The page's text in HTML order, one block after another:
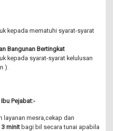
kepada mematuhi syarat-syarat
Bangunan Bertingkat
kepada syarat-syarat kelulusan
).
Pejabat:-
layanan mesra,cekap dan
3 minit bagi bil secara tunai apabila